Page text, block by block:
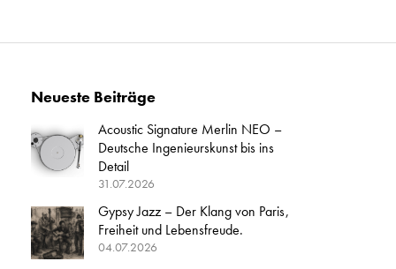
Neueste Beiträge
Acoustic Signature Merlin NEO –
Deutsche Ingenieurskunst bis ins
Detail
31.07.2026
Gypsy Jazz – Der Klang von Paris,
Freiheit und Lebensfreude.
04.07.2026